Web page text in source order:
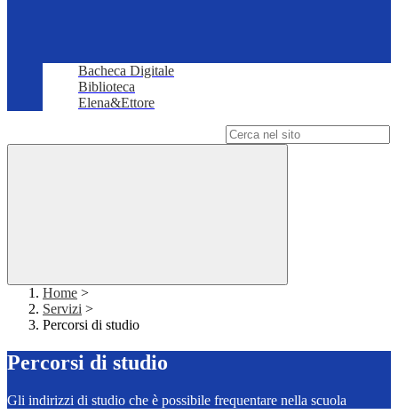
Bacheca Digitale
Biblioteca
Elena&Ettore
Home >
Servizi >
Percorsi di studio
Percorsi di studio
Gli indirizzi di studio che è possibile frequentare nella scuola